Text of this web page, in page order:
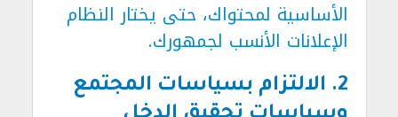
الأساسية لمحتواك، حتى يختار النظام
الإعلانات الأنسب لجمهورك.
2. الالتزام بسياسات المجتمع